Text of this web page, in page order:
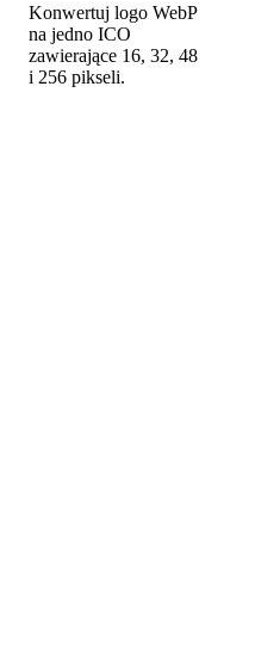
Konwertuj logo WebP
na jedno ICO
zawierające 16, 32, 48
i 256 pikseli.